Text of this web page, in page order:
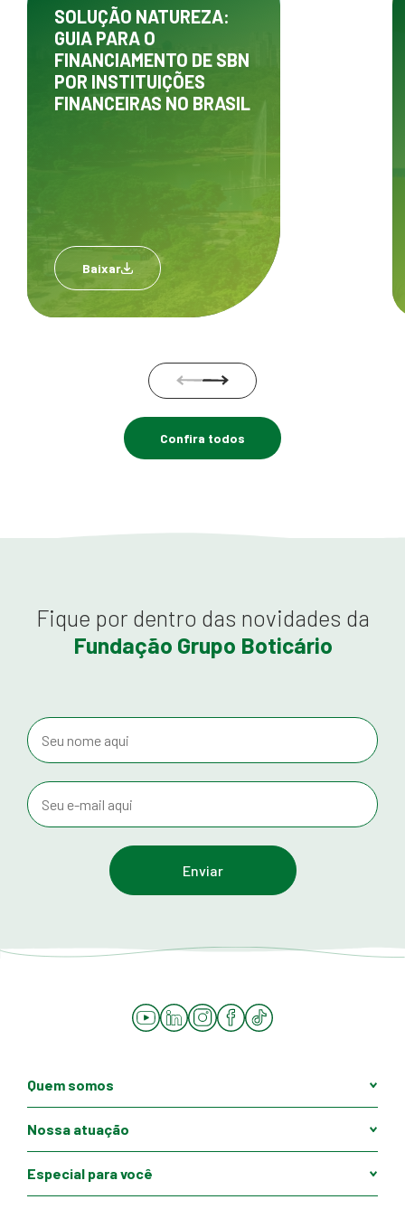
SOLUÇÃO NATUREZA:
GUIA PARA O
FINANCIAMENTO DE SBN
POR INSTITUIÇÕES
FINANCEIRAS NO BRASIL
Baixar
Confira todos
Fique por dentro das novidades da
Fundação Grupo Boticário
YouTube
LinkedInInstagramFacebook
Tiktok
Quem somos
Nossa atuação
Especial para você